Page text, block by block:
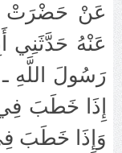
عَنْ حَضْرَتْ
عَنْهُ حَدَّثَنِي
رَسُولَ اللَّهِ
إِذَا خَطَبَ
وَإِذَا خَطَبَ